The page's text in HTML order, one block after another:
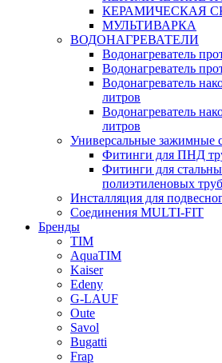
КЕРАМИЧЕСКАЯ
МУЛЬТИВАРКА
ВОДОНАГРЕВАТЕЛИ
Водонагреватель
Водонагреватель
Водонагреватель
литров
Водонагреватель
литров
Универсальные зажимные
Фитинги для ПНД
Фитинги для
полиэтиленовых
Инсталляция для
Соединения MULTI-FIT
Бренды
TIM
AquaTIM
Kaiser
Edeny
G-LAUF
Oute
Savol
Bugatti
Frap